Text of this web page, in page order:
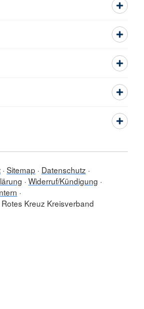
Sitemap
Datenschutz
Widerruf/Kündigung
Kreuz Kreisverband